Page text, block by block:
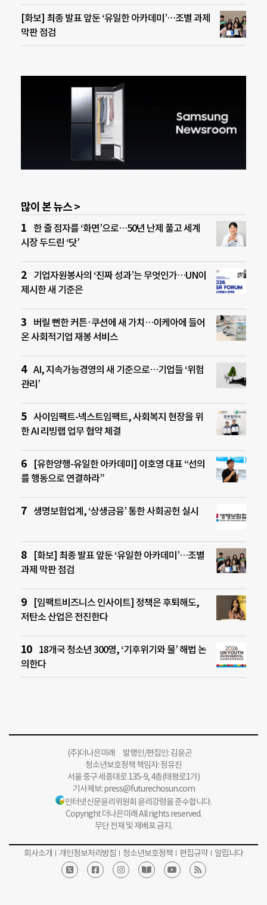
[화보] 최종 발표 앞둔 ‘유일한 아카데미’…조별 과제
막판 점검
많이 본 뉴스 >
한 줄 점자를 ‘화면’으로…50년 난제 풀고 세계
시장 두드린 ‘닷’
기업자원봉사의 ‘진짜 성과’는 무엇인가…UN이
제시한 새 기준은
버릴 뻔한 커튼·쿠션에 새 가치…이케아에 들어
온 사회적기업 재봉 서비스
AI, 지속가능경영의 새 기준으로…기업들 ‘위험
관리’
사이임팩트-넥스트임팩트, 사회복지 현장을 위
한 AI 리빙랩 업무 협약 체결
[유한양행-유일한 아카데미] 이호영 대표 “선의
를 행동으로 연결하라”
생명보험업계, ‘상생금융’ 통한 사회공헌 실시
[화보] 최종 발표 앞둔 ‘유일한 아카데미’…조별
과제 막판 점검
[임팩트비즈니스 인사이트] 정책은 후퇴해도,
저탄소 산업은 전진한다
18개국 청소년 300명, ‘기후위기와 물’ 해법 논
의한다
(주)더나은미래 발행인/편집인: 김윤곤
청소년보호정책 책임자: 정유진
서울 중구 세종대로 135-9, 4층(태평로1가)
기사제보:press@futurechosun.com
인터넷신문윤리위원회 윤리강령을 준수합니다.
Copyright 더나은미래 All rights reserved.
무단 전재 및 재배포 금지.
회사소개 개인정보처리방침 청소년보호정책 편집규약 알립니다